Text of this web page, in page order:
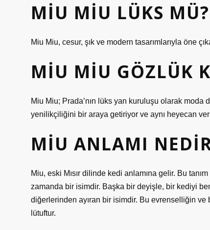
MIU MIU LÜKS MÜ?
Miu Miu, cesur, şık ve modern tasarımlarıyla öne
MIU MIU GÖZLÜK
Miu Miu; Prada’nın lüks yan kuruluşu olarak moda
yenilikçiliğini bir araya getiriyor ve aynı heyecan
MIU ANLAMI
Miu, eski Mısır dilinde kedi anlamına gelir. Bu
zamanda bir isimdir. Başka bir deyişle, bir kediyi
diğerlerinden ayıran bir isimdir. Bu evrenselliğin
lütuftur.